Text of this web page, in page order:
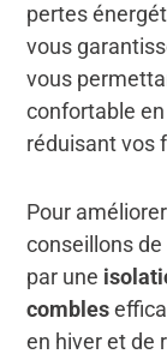
pertes
vous
vous
confortable
réduisant vos
Pour améliorer
conseillons de
par une
combles
en hiver et de